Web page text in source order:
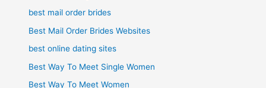
best mail order brides
Best Mail Order Brides Websites
best online dating sites
Best Way To Meet Single Women
Best Way To Meet Women